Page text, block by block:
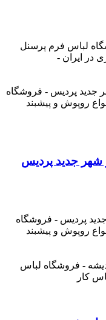
لباس فرم پرسنل
در ایران -
شهر جدید پردیس
پردیس - فروشگاه
روپوش و پیشبند